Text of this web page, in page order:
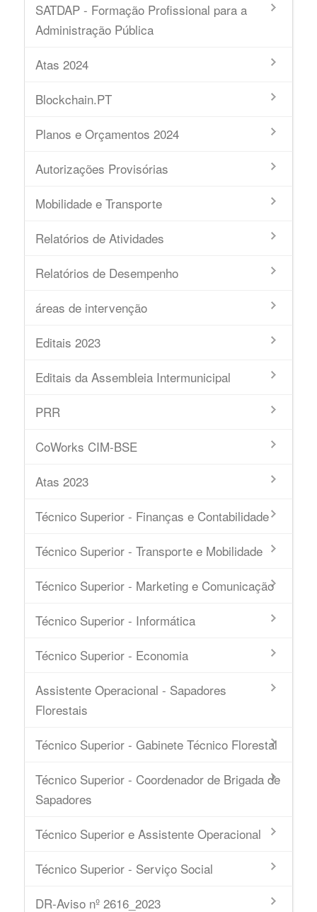
SATDAP - Formação Profissional para a
Administração Pública
Atas 2024
Blockchain.PT
Planos e Orçamentos 2024
Autorizações Provisórias
Mobilidade e Transporte
Relatórios de Atividades
Relatórios de Desempenho
áreas de intervenção
Editais 2023
Editais da Assembleia Intermunicipal
PRR
CoWorks CIM-BSE
Atas 2023
Técnico Superior - Finanças e Contabilidade
Técnico Superior - Transporte e Mobilidade
Técnico Superior - Marketing e Comunicação
Técnico Superior - Informática
Técnico Superior - Economia
Assistente Operacional - Sapadores
Florestais
Técnico Superior - Gabinete Técnico Florestal
Técnico Superior - Coordenador de Brigada de
Sapadores
Técnico Superior e Assistente Operacional
Técnico Superior - Serviço Social
DR-Aviso nº 2616_2023